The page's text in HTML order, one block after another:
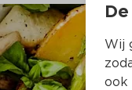
Wij
ook